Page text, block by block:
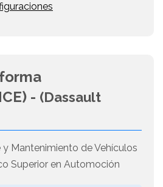
- (Dassault
y Mantenimiento de Vehículos
Superior en Automoción